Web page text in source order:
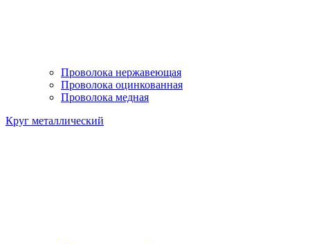
Проволока нержавеющая
Проволока оцинкованная
Проволока медная
Круг металлический